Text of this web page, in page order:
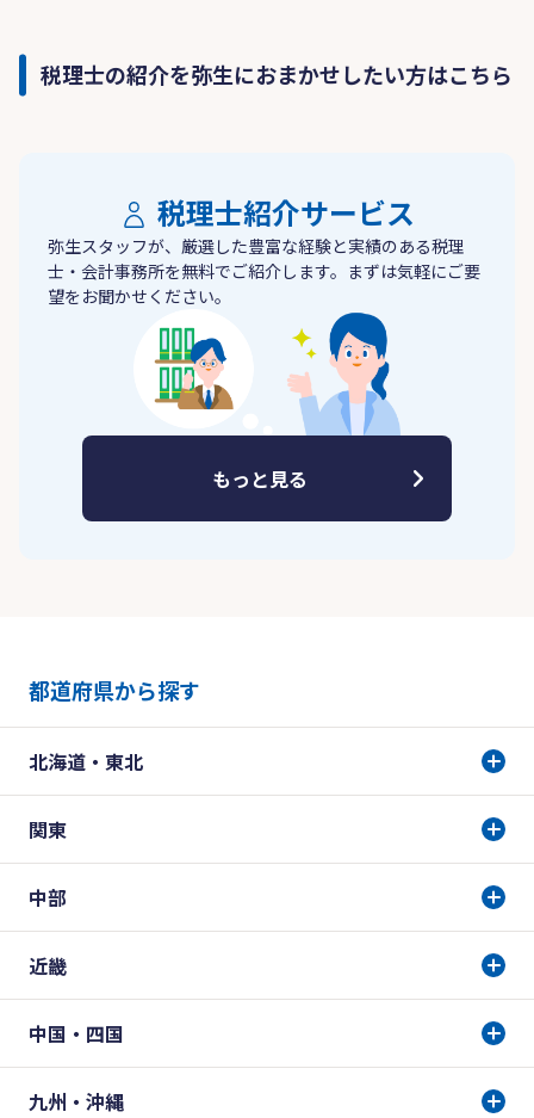
税理士の紹介を弥生におまかせしたい方はこちら
税理士紹介サービス
弥生スタッフが、厳選した豊富な経験と実績のある税理
士・会計事務所を無料でご紹介します。まずは気軽にご要
望をお聞かせください。
もっと見る
都道府県から探す
北海道・東北
関東
中部
近畿
中国・四国
九州・沖縄